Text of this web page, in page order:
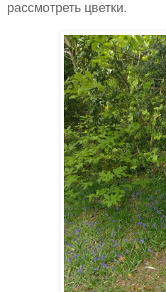
рассмотреть цветки.